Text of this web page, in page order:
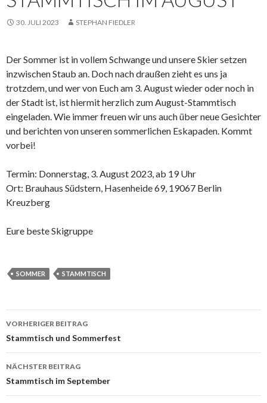
30. JULI 2023 STEPHAN FIEDLER
Der Sommer ist in vollem Schwange und unsere Skier setzen
inzwischen Staub an. Doch nach draußen zieht es uns ja
trotzdem, und wer von Euch am 3. August wieder oder noch in
der Stadt ist, ist hiermit herzlich zum August-Stammtisch
eingeladen. Wie immer freuen wir uns auch über neue Gesichter
und berichten von unseren sommerlichen Eskapaden. Kommt
vorbei!
Termin: Donnerstag, 3. August 2023, ab 19 Uhr
Ort: Brauhaus Südstern, Hasenheide 69, 19067 Berlin
Kreuzberg
Eure beste Skigruppe
SOMMER STAMMTISCH
Beitrags-
Navigation
VORHERIGER BEITRAG
Stammtisch und Sommerfest
NÄCHSTER BEITRAG
Stammtisch im September